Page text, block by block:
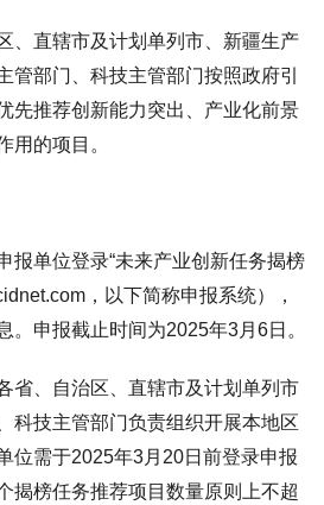
、直辖市及计划单列市、新疆生产
管部门、科技主管部门按照政府引
先推荐创新能力突出、产业化前景
用的项目。
报单位登录“未来产业创新任务揭榜
，以下简称申报系统），
。申报截止时间为2025年3月6日。
省、自治区、直辖市及计划单列市
科技主管部门负责组织开展本地区
位需于2025年3月20日前登录申报
揭榜任务推荐项目数量原则上不超